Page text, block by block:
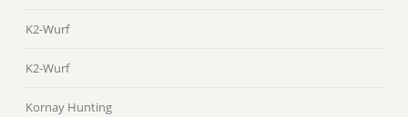
K2-Wurf
K2-Wurf
Kornay Hunting